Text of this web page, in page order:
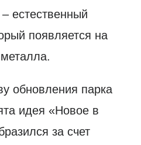
естественный
появляется на
обновления парка
идея «Новое в
за счет